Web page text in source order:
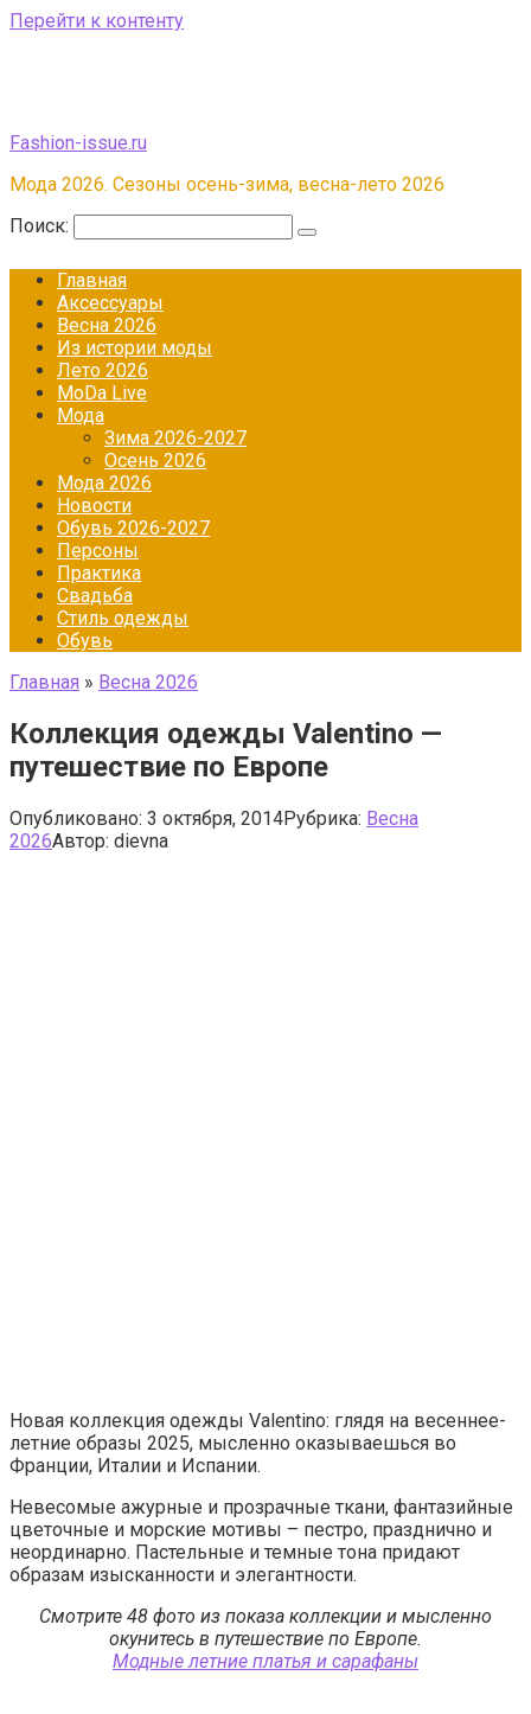
Перейти к контенту
Fashion-issue.ru
Мода 2026. Сезоны осень-зима, весна-лето 2026
Поиск:
Главная
Аксессуары
Весна 2026
Из истории моды
Лето 2026
МоDа Live
Мода
Зима 2026-2027
Осень 2026
Мода 2026
Новости
Обувь 2026-2027
Персоны
Практика
Свадьба
Стиль одежды
Обувь
Главная » Весна 2026
Коллекция одежды Valentino —
путешествие по Европе
Опубликовано: 3 октября, 2014Рубрика: Весна
2026Автор: dievna
Новая коллекция одежды Valentino: глядя на весеннее-
летние образы 2025, мысленно оказываешься во
Франции, Италии и Испании.
Невесомые ажурные и прозрачные ткани, фантазийные
цветочные и морские мотивы – пестро, празднично и
неординарно. Пастельные и темные тона придают
образам изысканности и элегантности.
Смотрите 48 фото из показа коллекции и мысленно
окунитесь в путешествие по Европе.
Модные летние платья и сарафаны